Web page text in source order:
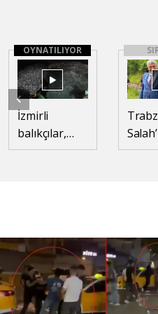
OYNATILIYOR
İzmirli
balıkçılar,
tonlarca